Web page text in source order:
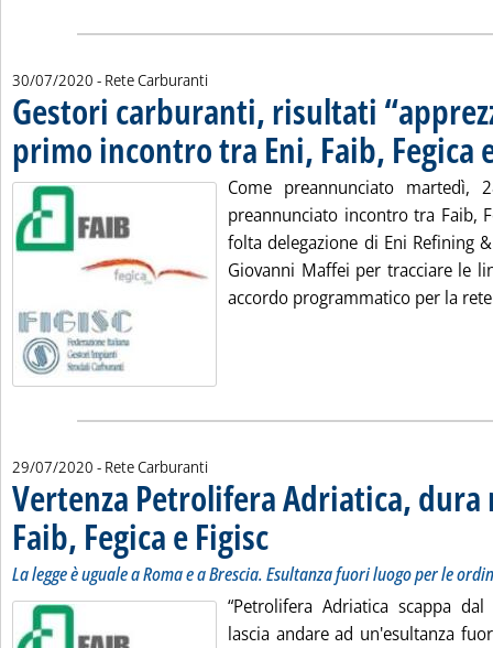
30/07/2020 - Rete Carburanti
Gestori carburanti, risultati
primo incontro tra Eni, Faib, Fegica
Come preannunciato
preannunciato incontro tra Faib,
folta delegazione di Eni Refining
Giovanni Maffei per tracciare le
accordo programmatico per la
29/07/2020 - Rete Carburanti
Vertenza Petrolifera Adriatica,
Faib, Fegica e Figisc
La legge è uguale a Roma e a Brescia. Esultanza fuori luogo per le
“Petrolifera Adriatica scappa
lascia andare ad un'esultanza